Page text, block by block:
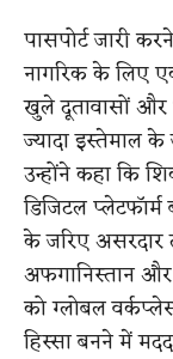
पासपोर्ट जारी
नागरिक के लिए
खुले दूतावासों
ज्यादा इस्तेमाल के
उन्होंने कहा कि
डिजिटल
के जरिए असरदार
अफगानिस्तान
को ग्लोबल
हिस्सा बनने में